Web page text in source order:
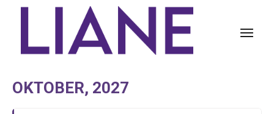
OKTOBER, 2027